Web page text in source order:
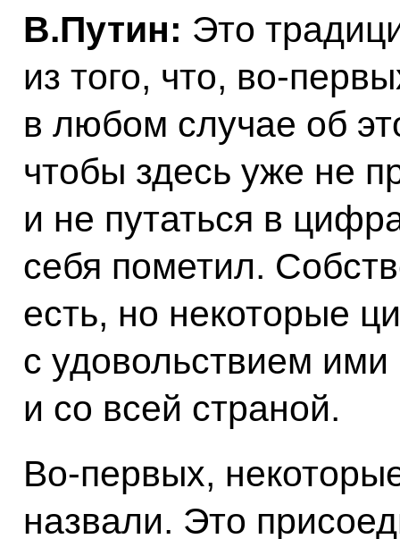
В.Путин: Это
из того, что,
в любом случае об
чтобы здесь уже не
и не путаться в
себя пометил.
есть, но некоторые
с удовольствием
и со всей страной.
Во‑первых,
назвали. Это